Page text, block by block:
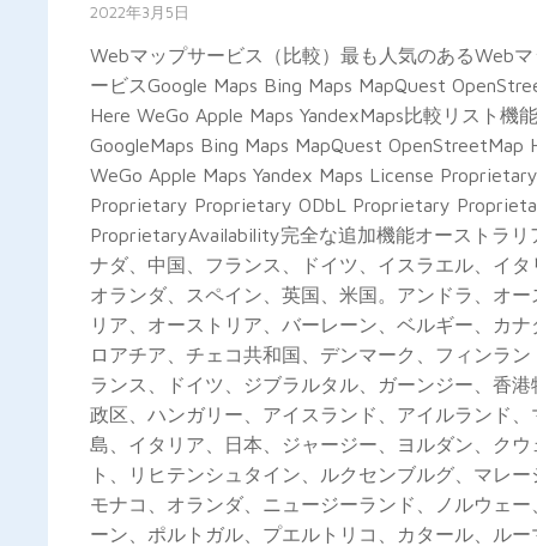
2022年3月5日
Webマップサービス（比較）最も人気のあるWeb
ービスGoogle Maps Bing Maps MapQuest
Here WeGo Apple Maps YandexMaps比較リスト機能
GoogleMaps Bing Maps MapQuest OpenStreetMap
WeGo Apple Maps Yandex Maps License Proprietary
Proprietary Proprietary ODbL Proprietary
ProprietaryAvailability完全な追加機能オーストラリ
ナダ、中国、フランス、ドイツ、イスラエル、イタ
オランダ、スペイン、英国、米国。アンドラ、オー
リア、オーストリア、バーレーン、ベルギー、カナ
ロアチア、チェコ共和国、デンマーク、フィンラン
ランス、ドイツ、ジブラルタル、ガーンジー、香港
政区、ハンガリー、アイスランド、アイルランド、
島、イタリア、日本、ジャージー、ヨルダン、クウ
ト、リヒテンシュタイン、ルクセンブルグ、マレー
モナコ、オランダ、ニュージーランド、ノルウェー
ーン、ポルトガル、プエルトリコ、カタール、ルー